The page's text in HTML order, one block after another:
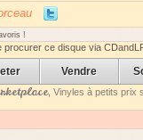
!
procurer ce disque via
Vendre
, Vinyles à petits prix